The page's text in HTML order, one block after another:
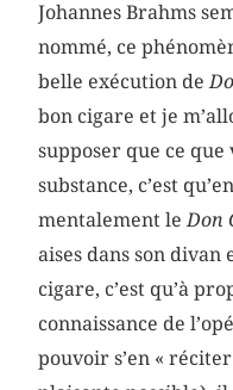
Johannes Brahms
nommé, ce
belle exécution de
bon cigare et je
supposer que ce
substance, c’est
mentalement leDon
aises dans son divan
cigare, c’est qu’à
connaissance de
pouvoir s’en «